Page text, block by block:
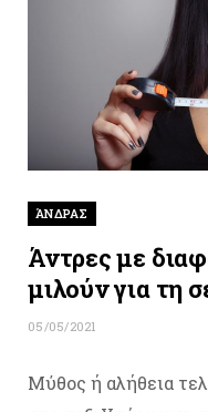
ΆΝΔΡΑΣ
Άντρες με
μιλούν για τη
05/05/2021
Μύθος ή αλήθεια